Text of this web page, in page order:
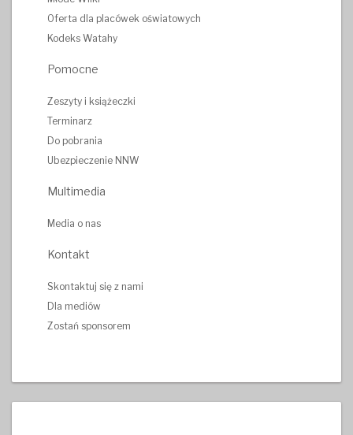
Oferta dla placówek oświatowych
Kodeks Watahy
Pomocne
Zeszyty i książeczki
Terminarz
Do pobrania
Ubezpieczenie NNW
Multimedia
Media o nas
Kontakt
Skontaktuj się z nami
Dla mediów
Zostań sponsorem